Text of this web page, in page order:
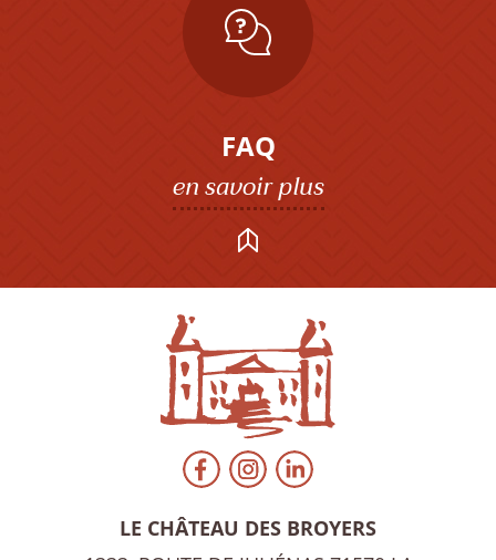
FAQ
en savoir plus
LE CHÂTEAU DES BROYERS